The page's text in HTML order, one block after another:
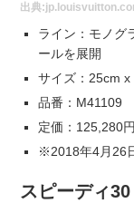
出典:
ライン：モノグ
ールを展開
サイズ：25cm x
品番：M41109
定価：125,280
※2018年4月26
スピーディ30